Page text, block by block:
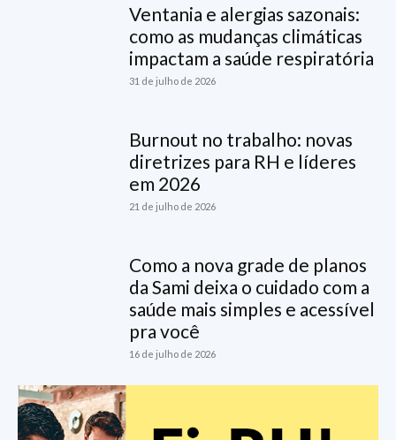
Ventania e alergias sazonais:
como as mudanças climáticas
impactam a saúde respiratória
31 de julho de 2026
Burnout no trabalho: novas
diretrizes para RH e líderes
em 2026
21 de julho de 2026
Como a nova grade de planos
da Sami deixa o cuidado com a
saúde mais simples e acessível
pra você
16 de julho de 2026